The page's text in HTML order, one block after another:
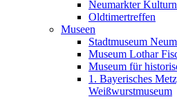
Neumarkter
Oldtimertreffen
Museen
Stadtmuseum
Museum Lothar
Museum für
1. Bayerisches
Weißwurstmuseum